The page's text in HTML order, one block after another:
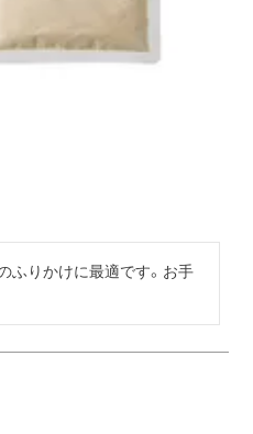
ふりかけに最適です。お手